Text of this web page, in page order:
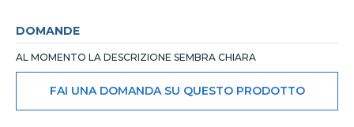
DOMANDE
AL MOMENTO LA DESCRIZIONE SEMBRA CHIARA
FAI UNA DOMANDA SU QUESTO PRODOTTO